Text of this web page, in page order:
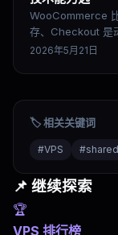
WooCommerce
存、Checkout 是
特点决定了跑
2026年5月21日
🏷️ 相关关键词
#VPS #
📌 继续探索
🏆
VPS 排行榜